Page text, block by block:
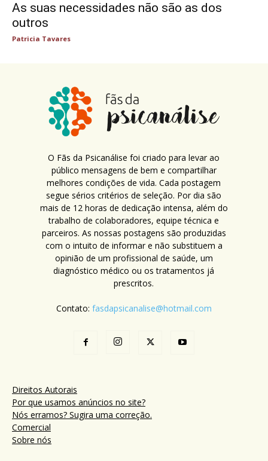
As suas necessidades não são as dos
outros
Patricia Tavares
O Fãs da Psicanálise foi criado para levar ao
público mensagens de bem e compartilhar
melhores condições de vida. Cada postagem
segue sérios critérios de seleção. Por dia são
mais de 12 horas de dedicação intensa, além do
trabalho de colaboradores, equipe técnica e
parceiros. As nossas postagens são produzidas
com o intuito de informar e não substituem a
opinião de um profissional de saúde, um
diagnóstico médico ou os tratamentos já
prescritos.
Contato: fasdapsicanalise@hotmail.com
Direitos Autorais
Por que usamos anúncios no site?
Nós erramos? Sugira uma correção.
Comercial
Sobre nós